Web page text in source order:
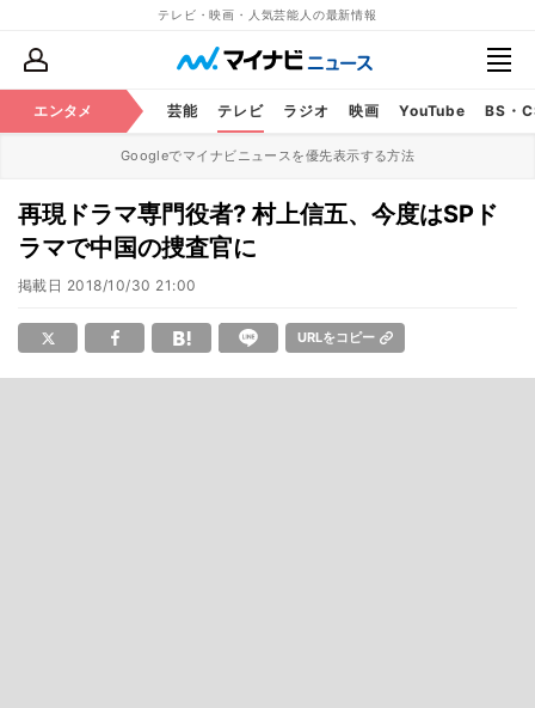
テレビ・映画・人気芸能人の最新情報
エンタメ 芸能 テレビ ラジオ 映画 YouTube BS・
Googleでマイナビニュースを優先表示する方法
再現ドラマ専門役者? 村上信五、今度はSPド
ラマで中国の捜査官に
掲載日 2018/10/30 21:00
URLをコピー